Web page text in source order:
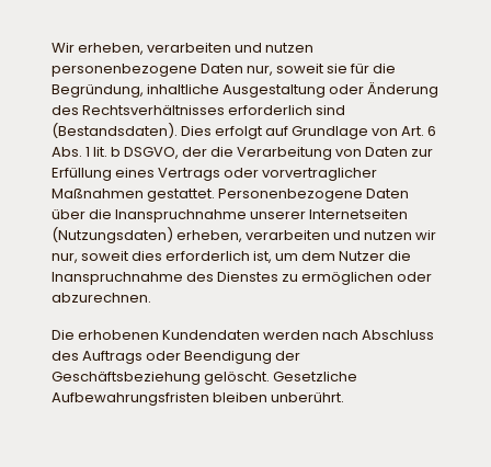
Wir erheben, verarbeiten und nutzen
personenbezogene Daten nur, soweit sie für die
Begründung, inhaltliche Ausgestaltung oder Änderung
des Rechtsverhältnisses erforderlich sind
(Bestandsdaten). Dies erfolgt auf Grundlage von Art. 6
Abs. 1 lit. b DSGVO, der die Verarbeitung von Daten zur
Erfüllung eines Vertrags oder vorvertraglicher
Maßnahmen gestattet. Personenbezogene Daten
über die Inanspruchnahme unserer Internetseiten
(Nutzungsdaten) erheben, verarbeiten und nutzen wir
nur, soweit dies erforderlich ist, um dem Nutzer die
Inanspruchnahme des Dienstes zu ermöglichen oder
abzurechnen.
Die erhobenen Kundendaten werden nach Abschluss
des Auftrags oder Beendigung der
Geschäftsbeziehung gelöscht. Gesetzliche
Aufbewahrungsfristen bleiben unberührt.